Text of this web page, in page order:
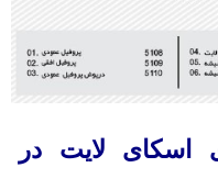
لایت در